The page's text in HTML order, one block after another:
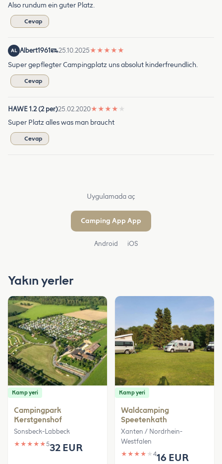
Also rundum ein guter Platz.
Cevap
AL Albert1961 25.10.2025★ ★ ★ ★ ★
Super gepflegter Campingplatz uns absolut kinderfreundlich.
Cevap
HAWE 1.2 (2 per)25.02.2020★ ★ ★ ★ ★
Super Platz alles was man braucht
Cevap
Uygulamada aç
Camping App App
Android iOS
Yakın yerler
Kamp yeri
Campingpark
Kerstgenshof
Sonsbeck-Labbeck
★ ★ ★ ★ ★532 EUR
Kamp yeri
Waldcamping
Speetenkath
Xanten / Nordrhein-
Westfalen
★ ★ ★ ★ ★ 416 EUR